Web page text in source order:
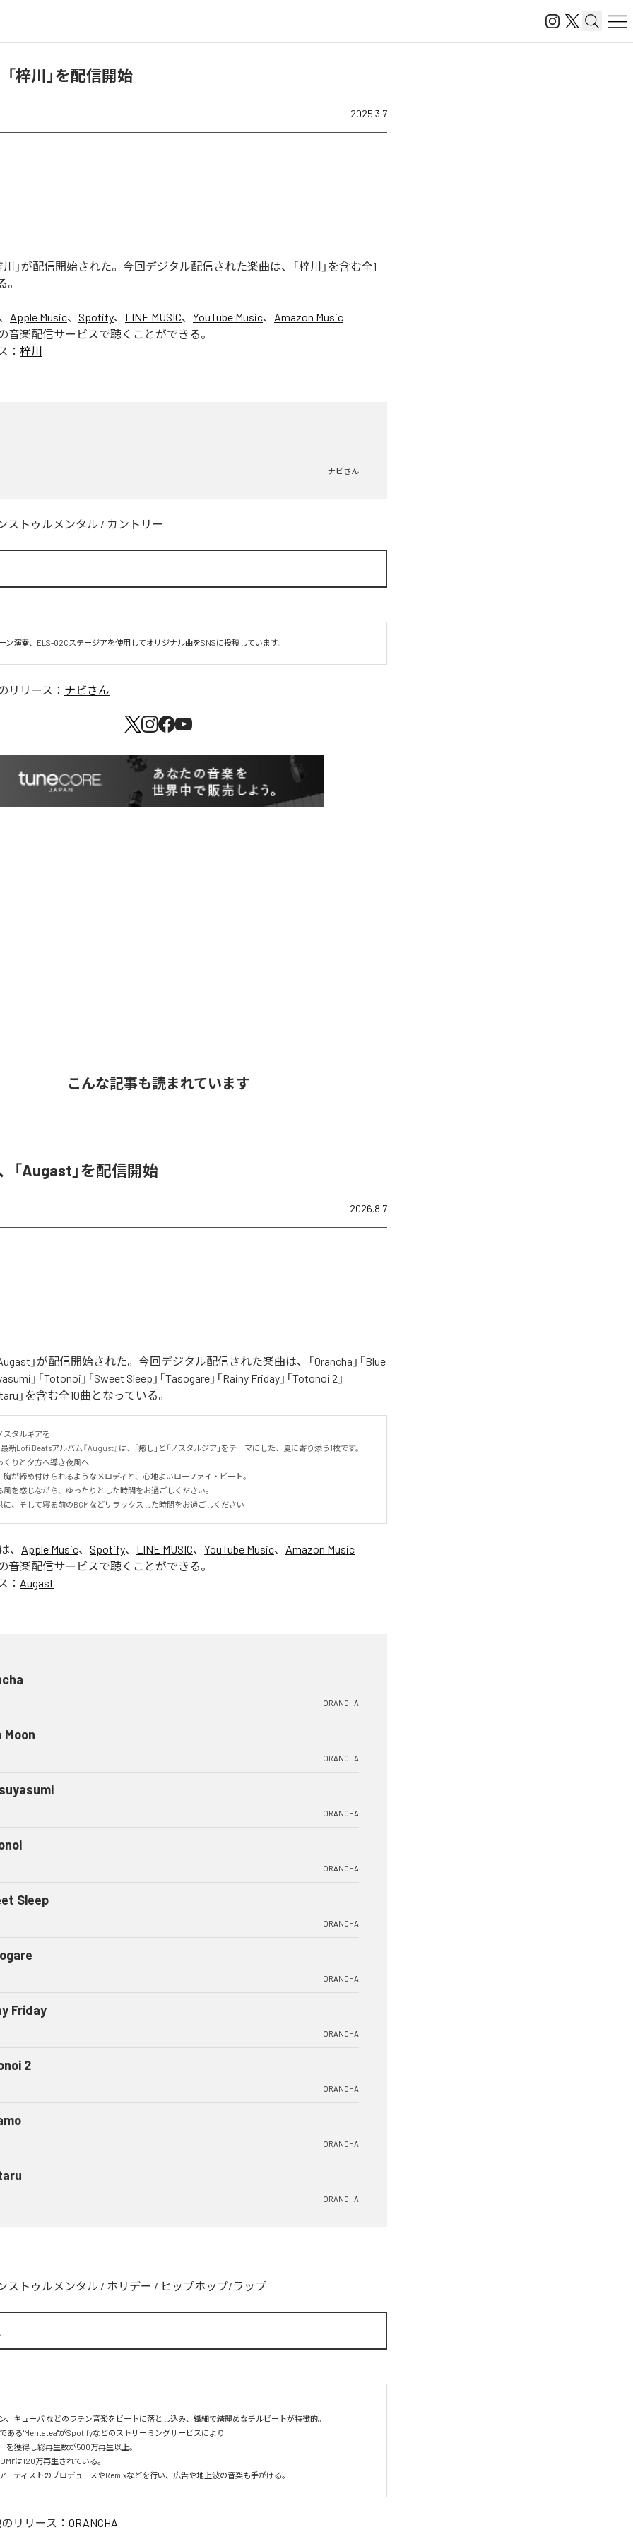
梓川」を配信開始
2025.3.7
川」が配信開始された。今回デジタル配信された楽曲は、「梓川」を含む全1
Apple Music、 Spotify、 LINE MUSIC、 YouTube Music、 Amazon Music
音楽配信サービスで聴くことができる。
： 梓川
ナビさん
ストゥルメンタル / カントリー
リリース： ナビさん
こんな記事も読まれています
「Augast」を配信開始
2026.8.7
」が配信開始された。今回デジタル配信された楽曲は、「Orancha」「Blue
」「Totonoi」「Sweet Sleep」「Tasogare」「Rainy Friday」「Totonoi 2」
」を含む全10曲となっている。
スタルギアを
新Lofi Beatsアルバム『August』は、「癒し」と「ノスタルジア」をテーマにした、夏に寄り添う1枚です。
くりと夕方へ導き夜風へ
胸が締め付けられるようなメロディと、心地よいローファイ・ビート。
風を感じながら、ゆったりとした時間をお過ごしください。
に、そして寝る前のBGMなどリラックスした時間をお過ごしください
、 Apple Music、 Spotify、 LINE MUSIC、 YouTube Music、 Amazon Music
音楽配信サービスで聴くことができる。
： Augast
ORANCHA
Moon
ORANCHA
ORANCHA
ORANCHA
Sleep
ORANCHA
ORANCHA
Friday
ORANCHA
2
ORANCHA
ORANCHA
ORANCHA
ストゥルメンタル / ホリデー / ヒップホップ/ラップ
、キューバ などのラテン音楽をビートに落とし込み、繊細で綺麗めなチルビートが特徴的。
ある"Mentatea"がSpotifyなどのストリーミングサービスにより
を獲得し総再生数が500万再生以上。
は120万再生されている。
ーティストのプロデュースやRemixなどを行い、広告や地上波の音楽も手がける。
リリース： ORANCHA